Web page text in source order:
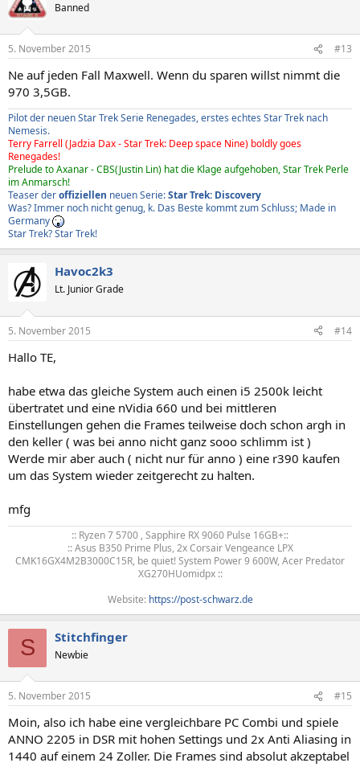
Banned
5. November 2015 #13
Ne auf jeden Fall Maxwell. Wenn du sparen willst nimmt die
970 3,5GB.
Pilot der neuen Star Trek Serie Renegades, erstes echtes Star Trek nach
Nemesis.
Terry Farrell (Jadzia Dax - Star Trek: Deep space Nine) boldly goes
Renegades!
Prelude to Axanar - CBS(Justin Lin) hat die Klage aufgehoben, Star Trek Perle
im Anmarsch!
Teaser deroffiziellen neuen Serie:Star Trek: Discovery
Was? Immer noch nicht genug, k. Das Beste kommt zum Schluss; Made in
Germany
Star Trek? Star Trek!
Havoc2k3
Lt. Junior Grade
5. November 2015 #14
Hallo TE,
habe etwa das gleiche System auch einen i5 2500k leicht
übertratet und eine nVidia 660 und bei mittleren
Einstellungen gehen die Frames teilweise doch schon argh in
den keller ( was bei anno nicht ganz sooo schlimm ist )
Werde mir aber auch ( nicht nur für anno ) eine r390 kaufen
um das System wieder zeitgerecht zu halten.
mfg
:: Ryzen 7 5700 , Sapphire RX 9060 Pulse 16GB+::
:: Asus B350 Prime Plus, 2x Corsair Vengeance LPX
CMK16GX4M2B3000C15R, be quiet! System Power 9 600W, Acer Predator
XG270HUomidpx ::
Website: https://post-schwarz.de
S Stitchfinger
Newbie
5. November 2015 #15
Moin, also ich habe eine vergleichbare PC Combi und spiele
ANNO 2205 in DSR mit hohen Settings und 2x Anti Aliasing in
1440 auf einem 24 Zoller. Die Frames sind absolut akzeptabel